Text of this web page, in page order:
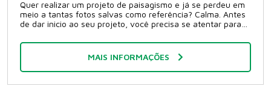
Quer realizar um projeto de paisagismo e já se perdeu em
meio a tantas fotos salvas como referência? Calma. Antes
de dar inicio ao seu projeto, você precisa se atentar para
forma errada pode comprometer a estética das mesmas,
estrutura do imóvel, a limpeza do ambiente, e até causar
um impacto ambiental devido ao surgimento de pragas.
Alguns fatores que influenciam na escolha das plantas O
MAIS INFORMAÇÕES